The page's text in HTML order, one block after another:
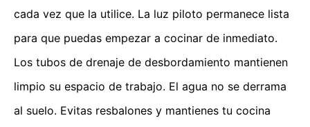
cada vez que la utilice. La luz piloto permanece lista
para que puedas empezar a cocinar de inmediato.
Los tubos de drenaje de desbordamiento mantienen
limpio su espacio de trabajo. El agua no se derrama
al suelo. Evitas resbalones y mantienes tu cocina